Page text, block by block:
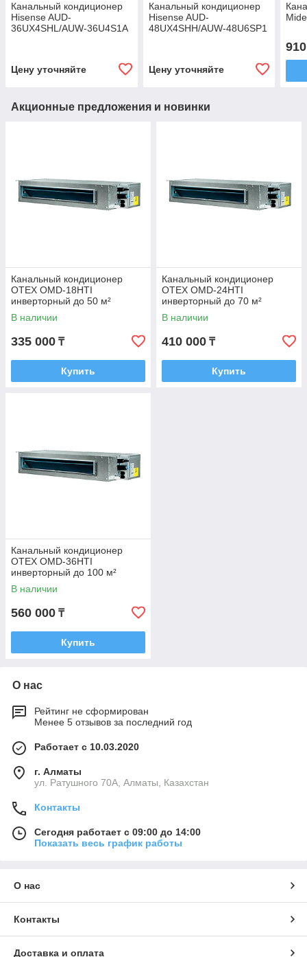
Канальный кондиционер
Hisense AUD-
36UX4SHL/AUW-36U4S1A
Цену уточняйте
Канальный кондиционер
Hisense AUD-
48UX4SHH/AUW-48U6SP1
Цену уточняйте
Акционные предложения и новинки
Канальный кондиционер
OTEX OMD-18HTI
инверторный до 50 м²
В наличии
335 000 ₸
Купить
Канальный кондиционер
OTEX OMD-24HTI
инверторный до 70 м²
В наличии
410 000 ₸
Купить
Канальный кондиционер
OTEX OMD-36HTI
инверторный до 100 м²
В наличии
560 000 ₸
Купить
О нас
Рейтинг не сформирован
Менее 5 отзывов за последний год
Работает с 10.03.2020
г. Алматы
ул. Ратушного 70А, Алматы, Казахстан
Контакты
Сегодня работает с 09:00 до 14:00
Показать весь график работы
О нас
Контакты
Доставка и оплата